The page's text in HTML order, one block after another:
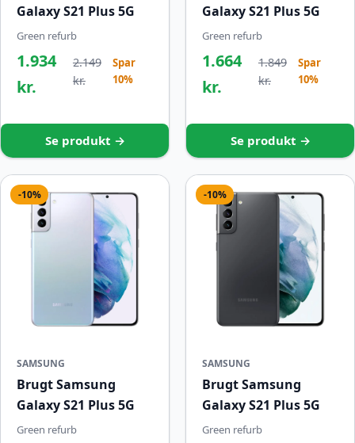
Galaxy S21 Plus 5G
Green refurb
1.934
kr.
2.149
kr.
Spar
10%
Se produkt →
Galaxy S21 Plus 5G
Green refurb
1.664
kr.
1.849
kr.
Spar
10%
Se produkt →
-10%
SAMSUNG
Brugt Samsung
Galaxy S21 Plus 5G
Green refurb
-10%
SAMSUNG
Brugt Samsung
Galaxy S21 Plus 5G
Green refurb